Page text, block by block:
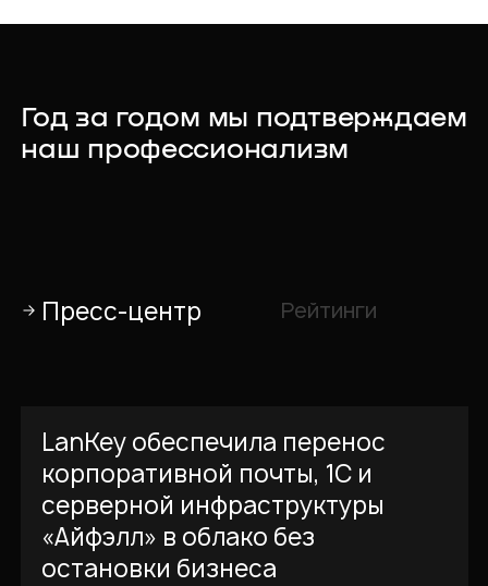
Рейтинги
Год за годом мы подтверждаем
наш профессионализм
Пресс-центр
LanKey обеспечила перенос
корпоративной почты, 1С и
серверной инфраструктуры
«Айфэлл» в облако без
остановки бизнеса